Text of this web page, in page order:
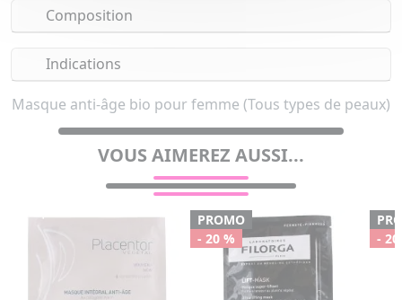
Composition
Indications
Masque anti-âge bio pour femme (Tous types de peaux)
VOUS AIMEREZ AUSSI...
PROMO
- 20 %
-